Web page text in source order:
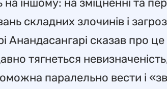
іншому: на зміцненні та
складних злочинів і
Анандасангарі сказав про це
тягнеться
паралельно вести і